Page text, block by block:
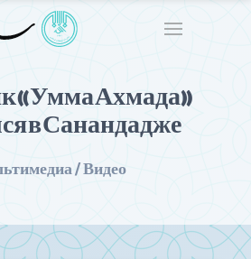
«Умма Ахмада»
в Санандадже
/ Видео